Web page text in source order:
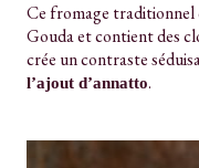
Ce fromage traditionnel
Gouda et contient des
crée un contraste
l’ajout d’annatto.